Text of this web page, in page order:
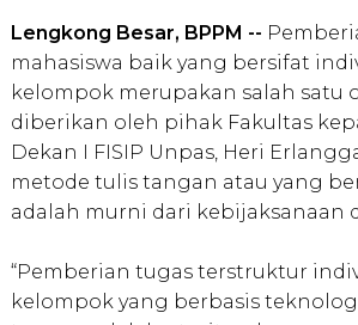
Lengkong Besar, BPPM --
mahasiswa baik yang bersifat
kelompok merupakan salah satu
diberikan oleh pihak Fakultas
Dekan I FISIP Unpas, Heri
metode tulis tangan atau yang
adalah murni dari kebijaksanaan
“Pemberian tugas terstruktur
kelompok yang berbasis